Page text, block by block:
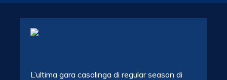
L’ultima gara casalinga di regular season di